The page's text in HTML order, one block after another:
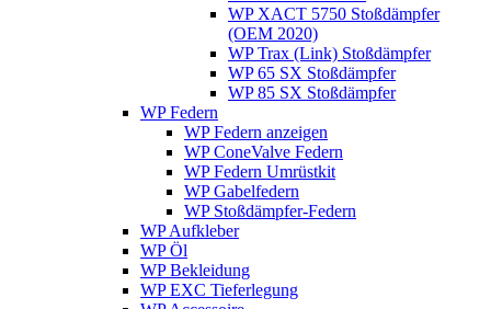
WP XACT 5750 Stoßdämpfer
(OEM 2020)
WP Trax (Link) Stoßdämpfer
WP 65 SX Stoßdämpfer
WP 85 SX Stoßdämpfer
WP Federn
WP Federn anzeigen
WP ConeValve Federn
WP Federn Umrüstkit
WP Gabelfedern
WP Stoßdämpfer-Federn
WP Aufkleber
WP Öl
WP Bekleidung
WP EXC Tieferlegung